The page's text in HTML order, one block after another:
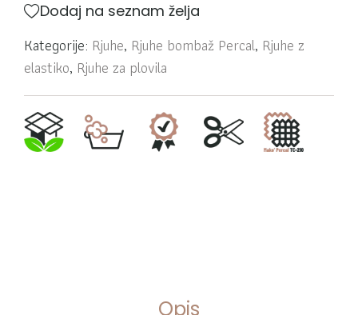
Dodaj na seznam želja
Kategorije: Rjuhe, Rjuhe bombaž Percal, Rjuhe z
elastiko, Rjuhe za plovila
Opis